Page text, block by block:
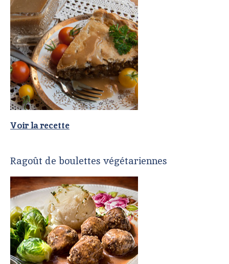
Voir la recette
Ragoût de boulettes végétariennes